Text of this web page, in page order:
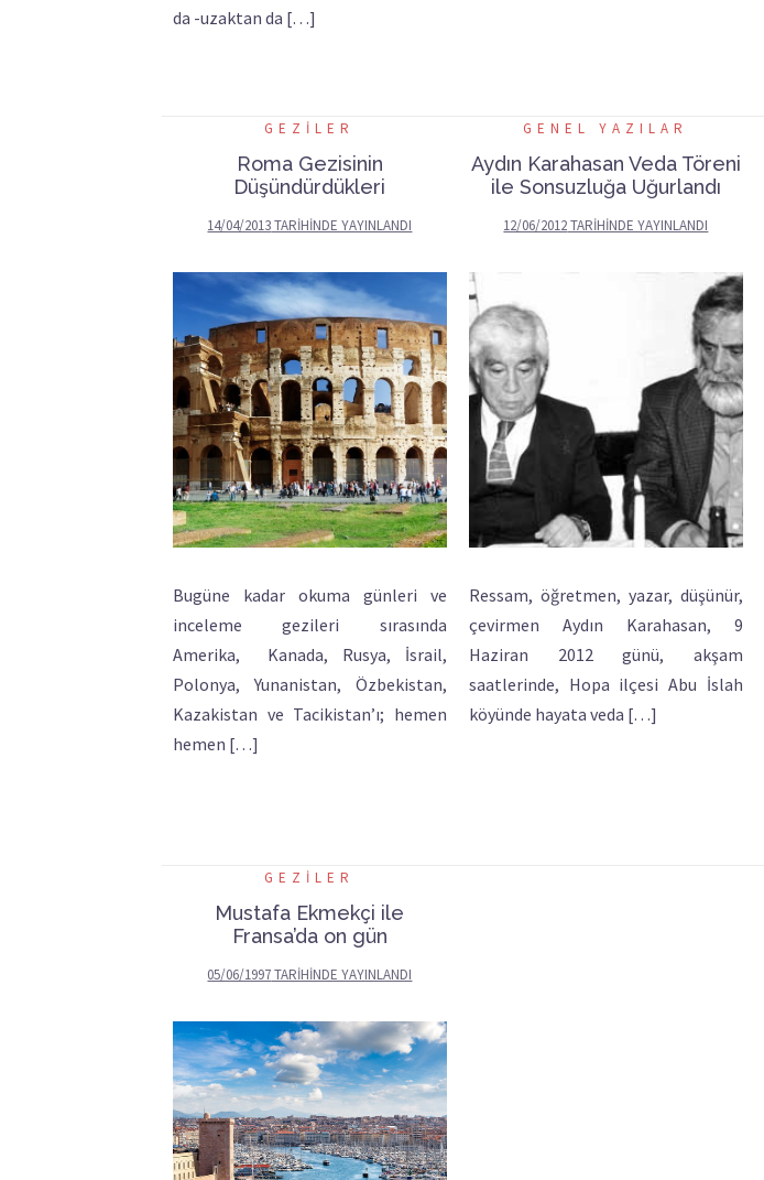
da -uzaktan da […]
GEZILER
Roma Gezisinin
Düşündürdükleri
14/04/2013TARIHINDE YAYINLANDI
Bugüne kadar okuma günleri ve
inceleme gezileri sırasında
Amerika, Kanada, Rusya, İsrail,
Polonya, Yunanistan, Özbekistan,
Kazakistan ve Tacikistan’ı; hemen
hemen […]
GENEL YAZILAR
Aydın Karahasan Veda Töreni
ile Sonsuzluğa Uğurlandı
12/06/2012TARIHINDE YAYINLANDI
Ressam, öğretmen, yazar, düşünür,
çevirmen Aydın Karahasan, 9
Haziran 2012 günü, akşam
saatlerinde, Hopa ilçesi Abu İslah
köyünde hayata veda […]
GEZILER
Mustafa Ekmekçi ile
Fransa’da on gün
05/06/1997TARIHINDE YAYINLANDI